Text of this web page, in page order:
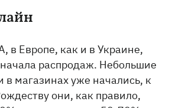
в Европе, как и в Украине,
распродаж. Небольшие
в магазинах уже начались, к
они, как правило,